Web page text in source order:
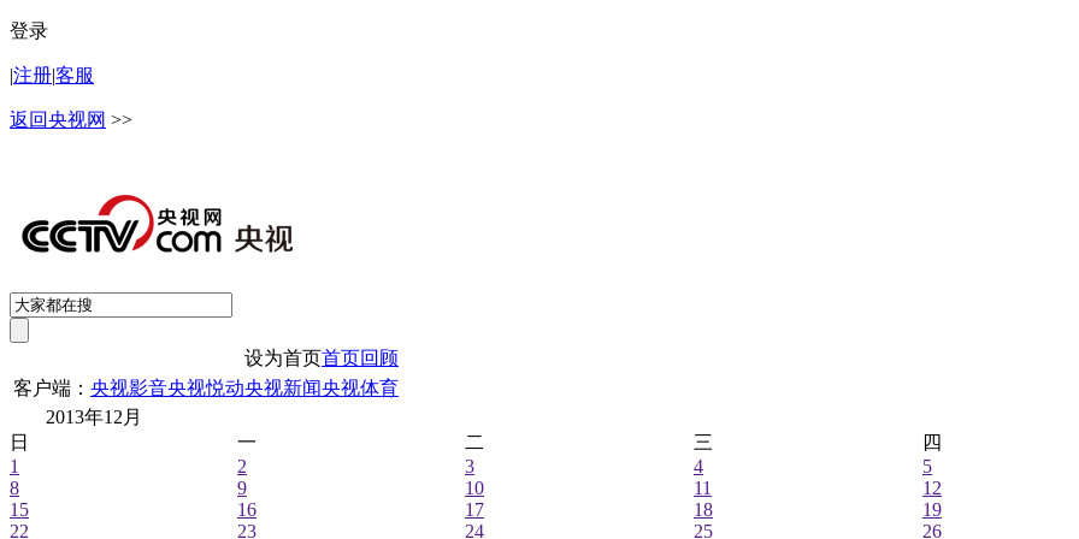
登录
|注册|客服
返回央视网 >>
设为首页首页回顾
客户端： 央视影音央视悦动央视新闻央视体育
2013年12月
日
一 二 三 四
1
2 3 4 5
8
9 10 11 12
15
16 17 18 19
22
23 24 25 26